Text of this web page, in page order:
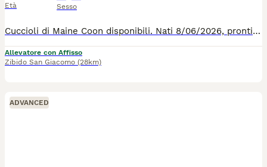
Età Sesso
Cuccioli di Maine Coon disponibili. Nati 8/06/2026, pronti per andare nelle nuove case da settembre. 3 maschi di cui 1 brown tabby e 2 neri. 2 femmine di cui una tricolore ed una nera. Genitori visibili. Saranno ceduti sverminati, con vaccinazioni complete, pedigree e microchip.
Allevatore con Affisso
Zibido San Giacomo (28km)
ADVANCED